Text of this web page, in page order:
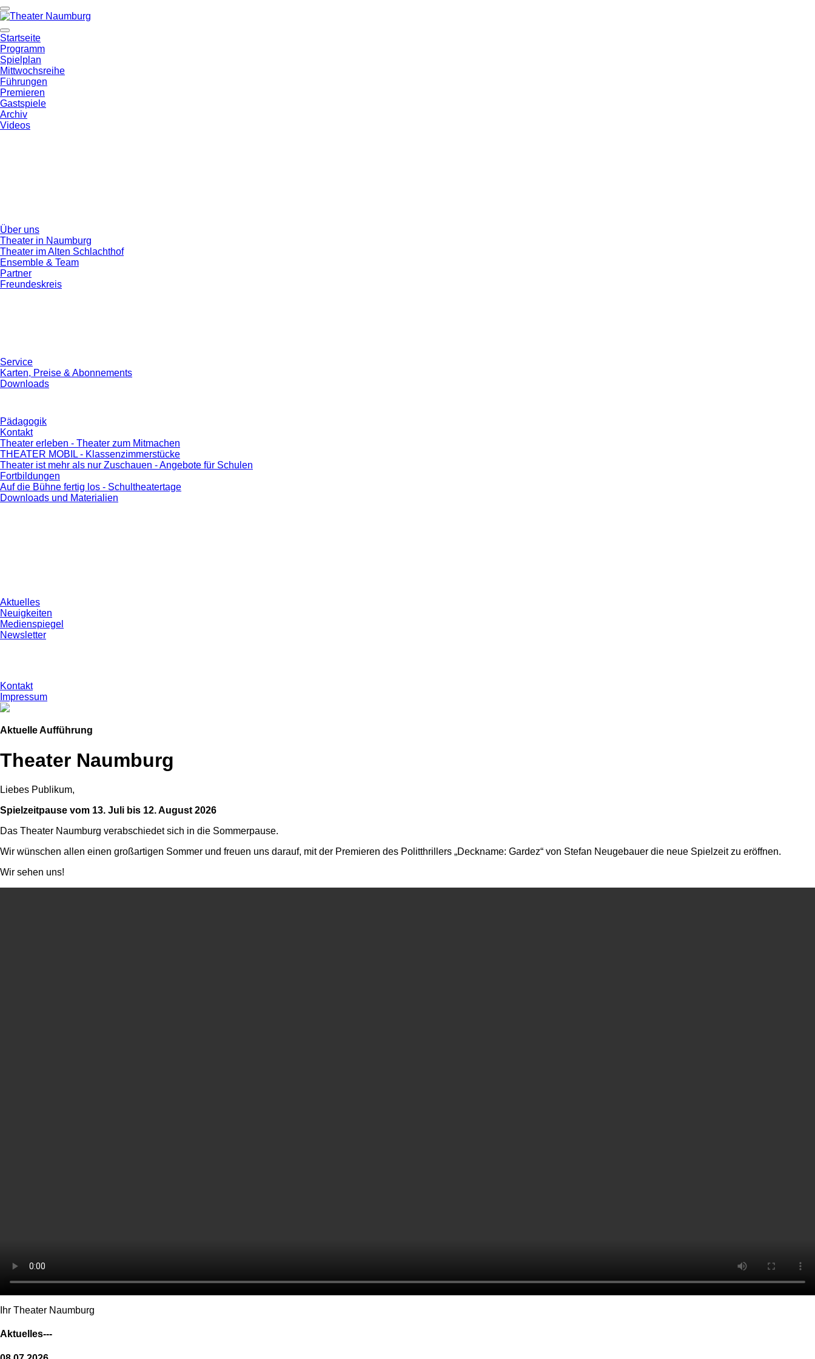
Startseite
Programm
Spielplan
Mittwochsreihe
Führungen
Premieren
Gastspiele
Archiv
Videos
Über uns
Theater in Naumburg
Theater im Alten Schlachthof
Ensemble & Team
Partner
Freundeskreis
Service
Karten, Preise & Abonnements
Downloads
Pädagogik
Kontakt
Theater erleben - Theater zum Mitmachen
THEATER MOBIL - Klassenzimmerstücke
Theater ist mehr als nur Zuschauen - Angebote für Schulen
Fortbildungen
Auf die Bühne fertig los - Schultheatertage
Downloads und Materialien
Aktuelles
Neuigkeiten
Medienspiegel
Newsletter
Kontakt
Impressum
Aktuelle Aufführung
Theater Naumburg
Liebes Publikum,
Spielzeitpause vom 13. Juli bis 12. August 2026
Das Theater Naumburg verabschiedet sich in die Sommerpause.
Wir wünschen allen einen großartigen Sommer und freuen uns darauf, mit der Premieren des Politthrillers „Deckname: Gardez“ von Stefan Neugebauer die neue Spielzeit zu eröffnen.
Wir sehen uns!
Ihr Theater Naumburg
Aktuelles---